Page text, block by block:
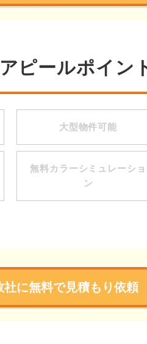
ピールポイン
大型物件可能
無料カラーシミュレーショ
ン
に無料で見積もり依頼